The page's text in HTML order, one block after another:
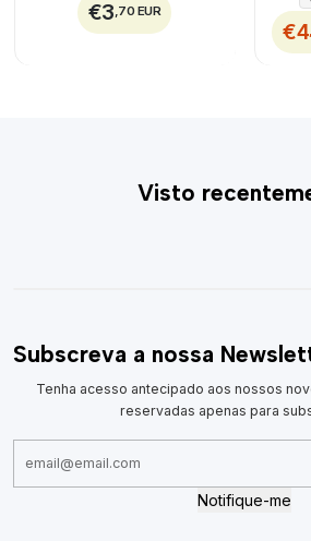
€3,70 EUR
€4
Visto
Subscreva a nossa
Tenha acesso antecipado aos nossos
reservadas apenas para
Notifique-me